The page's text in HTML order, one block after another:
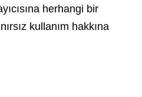
herhangi bir
kullanım hakkına